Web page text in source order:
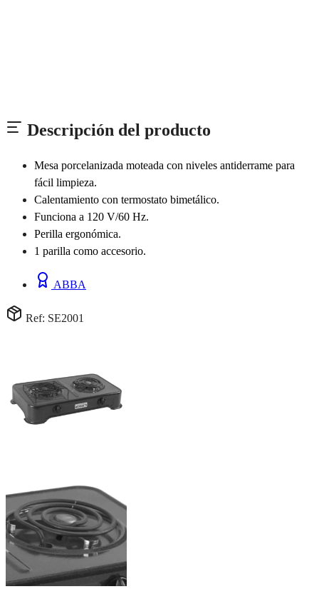
Descripción del producto
Mesa porcelanizada moteada con niveles antiderrame para
fácil limpieza.
Calentamiento con termostato bimetálico.
Funciona a 120 V/60 Hz.
Perilla ergonómica.
1 parilla como accesorio.
ABBA
Ref: SE2001